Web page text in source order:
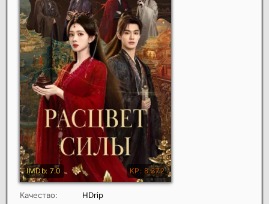
Качество:
HDrip